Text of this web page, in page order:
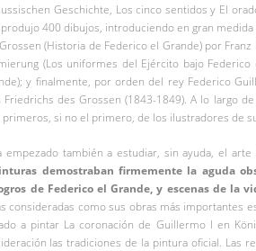
Geschichte, Los cinco sentidos y El
400 dibujos, introduciendo en gran
(Historia de Federico el Grande) por
(Los uniformes del Ejército bajo Federico
y finalmente, por orden del rey Federico
des Grossen (1843-1849). A lo largo
si no el primero, de los ilustradores de
empezado también a estudiar, sin ayuda, el
demostraban firmemente la aguda
de Federico el Grande, y escenas de la
consideradas como sus obras más importantes
a pintar La coronación de Guillermo I en
las tradiciones de la pintura oficial. Las